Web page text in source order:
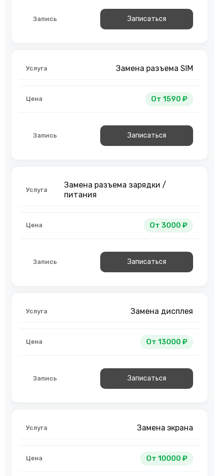
Записаться
Замена разъема SIM
От 1590 ₽
Записаться
Замена разъема зарядки /
питания
От 3000 ₽
Записаться
Замена дисплея
От 13000 ₽
Записаться
Замена экрана
От 10000 ₽